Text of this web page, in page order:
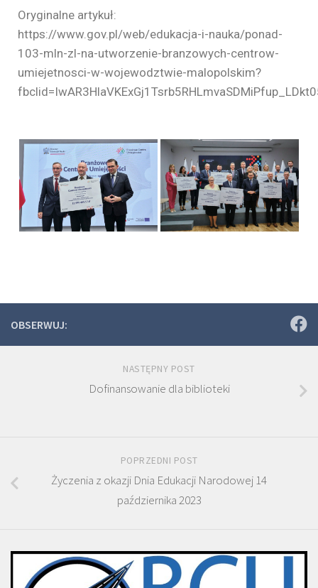
Oryginalne artykuł:
https://www.gov.pl/web/edukacja-i-nauka/ponad-
103-mln-zl-na-utworzenie-branzowych-centrow-
umiejetnosci-w-wojewodztwie-malopolskim?
OBSERWUJ:
NASTĘPNY POST
Dofinansowanie dla biblioteki
POPRZEDNI POST
Życzenia z okazji Dnia Edukacji Narodowej 14
października 2023